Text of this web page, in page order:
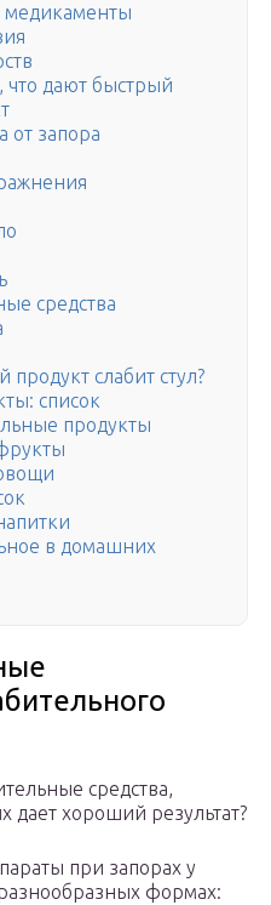
что дают быстрый
от запора
средства
слабит стул?
список
продукты
в домашних
средства,
дает хороший результат?
при запорах у
формах: